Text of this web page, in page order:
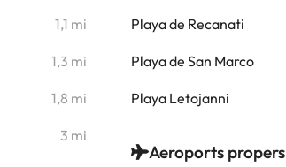
1,1 mi
1,3 mi
1,8 mi
3 mi
Playa de Recanati
Playa de San Marco
Playa Letojanni
Aeroports propers